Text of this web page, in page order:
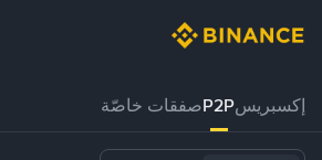
إكسبريسP2Pصفقات خاصّة